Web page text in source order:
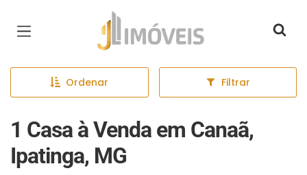
Página inicial
Ordenar Filtrar
1 Casa à Venda em Canaã,
Ipatinga, MG